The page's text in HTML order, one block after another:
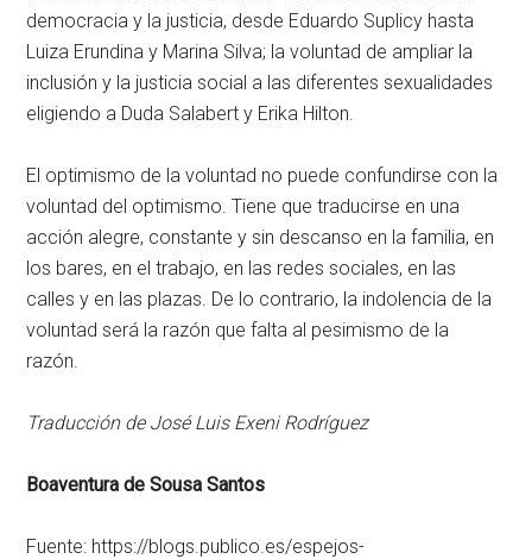
democracia y la justicia, desde Eduardo Suplicy hasta
Luiza Erundina y Marina Silva; la voluntad de ampliar la
inclusión y la justicia social a las diferentes sexualidades
eligiendo a Duda Salabert y Erika Hilton.
El optimismo de la voluntad no puede confundirse con la
voluntad del optimismo. Tiene que traducirse en una
acción alegre, constante y sin descanso en la familia, en
los bares, en el trabajo, en las redes sociales, en las
calles y en las plazas. De lo contrario, la indolencia de la
voluntad será la razón que falta al pesimismo de la
razón.
Traducción de José Luis Exeni Rodríguez
Boaventura de Sousa Santos
Fuente: https://blogs.publico.es/espejos-